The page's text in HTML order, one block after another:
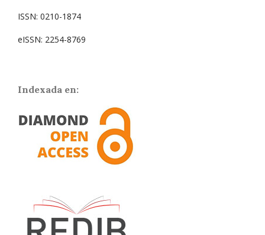
ISSN: 0210-1874
eISSN: 2254-8769
Indexada en: